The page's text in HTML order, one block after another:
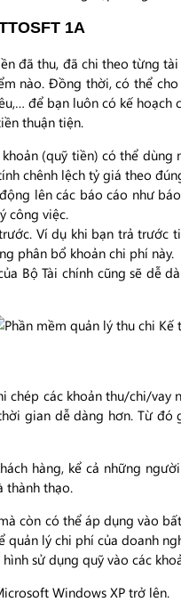
1A
đã thu, đã chi theo từng
nào. Đồng thời, có thể
để bạn luôn có kế
thuận tiện.
(quỹ tiền) có thể
chênh lệch tỷ giá theo
lên các báo cáo như
công việc.
Ví dụ khi bạn trả trước
phân bổ khoản chi phí này.
Bộ Tài chính cũng sẽ dễ
chép các khoản thu/chi/
gian dễ dàng hơn. Từ
hàng, kể cả những
thành thạo.
còn có thể áp dụng vào
lý chi phí của doanh
sử dụng quỹ vào các
Windows XP trở lên.